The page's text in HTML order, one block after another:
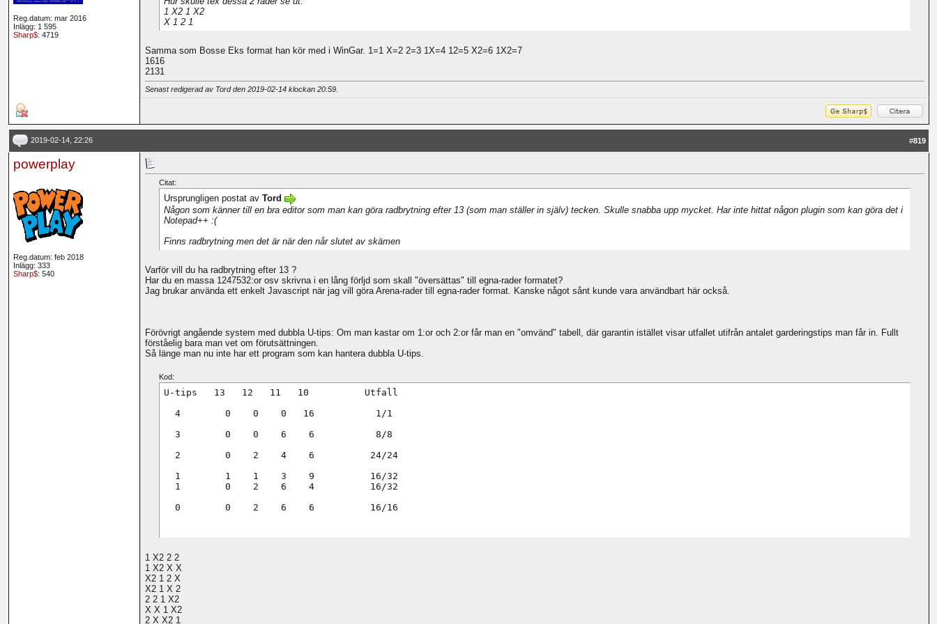
Reg.datum: mar 2016
Inlägg: 1 595
Sharp$: 4719
1 X2 1 X2
X 1 2 1
Samma som Bosse Eks format han kör med i WinGar. 1=1 X=2 2=3 1X=4 12=5 X2=6 1X2=7
1616
2131
Senast redigerad av Tord den 2019-02-14 klockan 20:59.
2019-02-14, 22:26 #819
powerplay
Reg.datum: feb 2018
Inlägg: 333
Sharp$: 540
Citat:
Ursprungligen postat av Tord
Någon som känner till en bra editor som man kan göra radbrytning efter 13 (som man ställer in själv) tecken. Skulle snabba upp mycket. Har inte hittat någon plugin som kan göra det i
Notepad++ :(
Finns radbrytning men det är när den når slutet av skämen
Varför vill du ha radbrytning efter 13 ?
Har du en massa 1247532:or osv skrivna i en lång förljd som skall "översättas" till egna-rader formatet?
Jag brukar använda ett enkelt Javascript när jag vill göra Arena-rader till egna-rader format. Kanske något sånt kunde vara användbart här också.
Förövrigt angående system med dubbla U-tips: Om man kastar om 1:or och 2:or får man en "omvänd" tabell, där garantin istället visar utfallet utifrån antalet garderingstips man får in. Fullt
förståelig bara man vet om förutsättningen.
Så länge man nu inte har ett program som kan hantera dubbla U-tips.
Kod:
U-tips   13   12   11   10          Utfall
  4        0    0    0   16           1/1
  3        0    0    6    6           8/8
  2        0    2    4    6          24/24
  1        1    1    3    9          16/32
  1        0    2    6    4          16/32
  0        0    2    6    6          16/16
1 X2 2 2
1 X2 X X
X2 1 2 X
X2 1 X 2
2 2 1 X2
X X 1 X2
2 X X2 1